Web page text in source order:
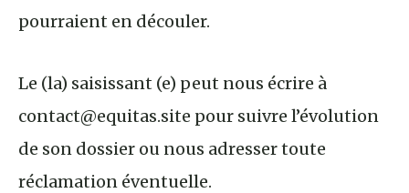
pourraient en découler.
Le (la) saisissant (e) peut nous écrire à
contact@equitas.site pour suivre l’évolution
de son dossier ou nous adresser toute
réclamation éventuelle.